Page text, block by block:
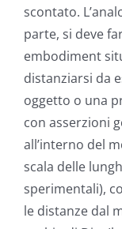
scontato.
parte, si deve
embodiment
distanziarsi da
oggetto o una
con asserzioni
all’interno del
scala delle
sperimentali),
le distanze dal